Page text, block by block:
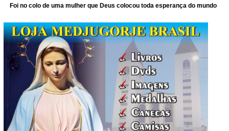
Foi no colo de uma mulher que Deus colocou toda esperança do mundo